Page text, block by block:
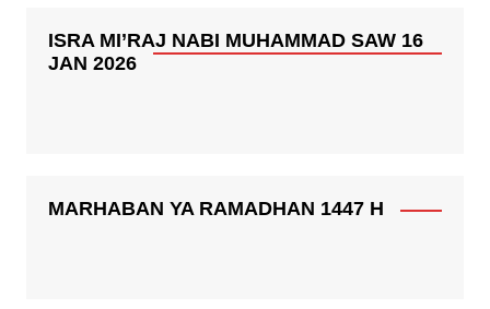
ISRA MI’RAJ NABI MUHAMMAD SAW 16
JAN 2026
MARHABAN YA RAMADHAN 1447 H